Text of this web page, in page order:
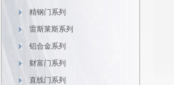
精钢门系列
雷斯莱斯系列
铝合金系列
财富门系列
直线门系列